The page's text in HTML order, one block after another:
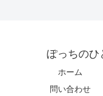
ぽっちのひ
ホーム
問い合わせ